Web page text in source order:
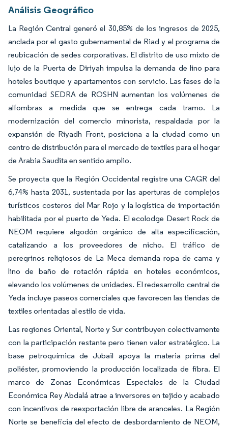
Análisis Geográfico
La Región Central generó el 30,85% de los ingresos de 2025,
anclada por el gasto gubernamental de Riad y el programa de
reubicación de sedes corporativas. El distrito de uso mixto de
lujo de la Puerta de Diriyah impulsa la demanda de lino para
hoteles boutique y apartamentos con servicio. Las fases de la
comunidad SEDRA de ROSHN aumentan los volúmenes de
alfombras a medida que se entrega cada tramo. La
modernización del comercio minorista, respaldada por la
expansión de Riyadh Front, posiciona a la ciudad como un
centro de distribución para el mercado de textiles para el hogar
de Arabia Saudita en sentido amplio.
Se proyecta que la Región Occidental registre una CAGR del
6,74% hasta 2031, sustentada por las aperturas de complejos
turísticos costeros del Mar Rojo y la logística de importación
habilitada por el puerto de Yeda. El ecolodge Desert Rock de
NEOM requiere algodón orgánico de alta especificación,
catalizando a los proveedores de nicho. El tráfico de
peregrinos religiosos de La Meca demanda ropa de cama y
lino de baño de rotación rápida en hoteles económicos,
elevando los volúmenes de unidades. El redesarrollo central de
Yeda incluye paseos comerciales que favorecen las tiendas de
textiles orientadas al estilo de vida.
Las regiones Oriental, Norte y Sur contribuyen colectivamente
con la participación restante pero tienen valor estratégico. La
base petroquímica de Jubail apoya la materia prima del
poliéster, promoviendo la producción localizada de fibra. El
marco de Zonas Económicas Especiales de la Ciudad
Económica Rey Abdalá atrae a inversores en tejido y acabado
con incentivos de reexportación libre de aranceles. La Región
Norte se beneficia del efecto de desbordamiento de NEOM,